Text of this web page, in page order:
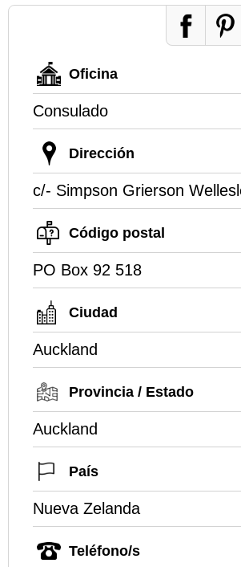
Oficina
Consulado
Dirección
c/- Simpson Grierson
Código postal
PO Box 92 518
Ciudad
Auckland
Provincia / Estado
Auckland
País
Nueva Zelanda
Teléfono/s